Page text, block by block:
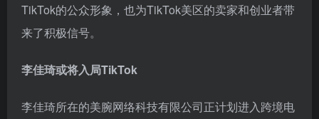
TikTok的公众形象，也为TikTok美区的卖家和创业者带
来了积极信号。
李佳琦或将入局TikTok
李佳琦所在的美腕网络科技有限公司正计划进入跨境电